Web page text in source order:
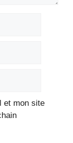
et mon site